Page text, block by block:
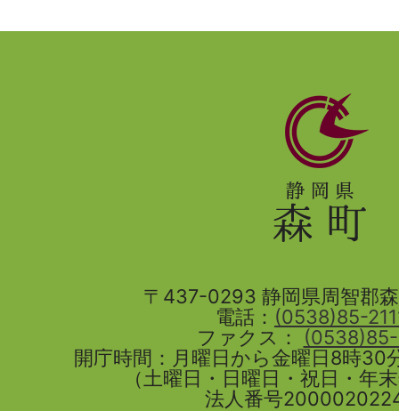
静
岡
県
森
町
〒437-0293 静岡県周智郡
電話： (0538)85-
ファクス：
開庁時間：月曜日から金曜日8時30
（土曜日・日曜日・祝日・年
法人番号